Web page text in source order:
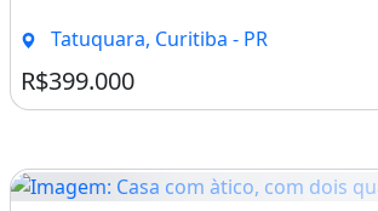
Churrasqueira
Tatuquara, Curitiba - PR
R$399.000